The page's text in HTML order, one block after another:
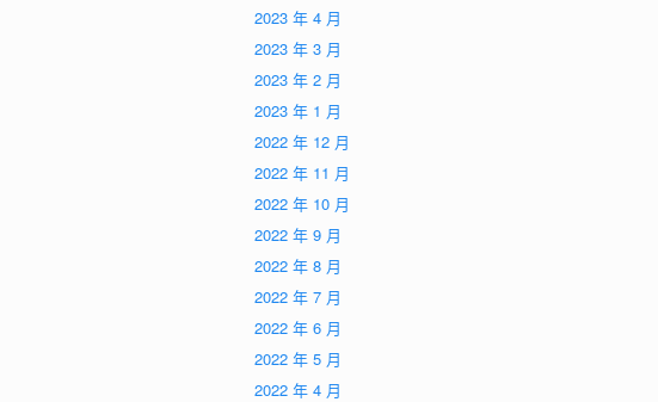
2023 年 4 月
2023 年 3 月
2023 年 2 月
2023 年 1 月
2022 年 12 月
2022 年 11 月
2022 年 10 月
2022 年 9 月
2022 年 8 月
2022 年 7 月
2022 年 6 月
2022 年 5 月
2022 年 4 月